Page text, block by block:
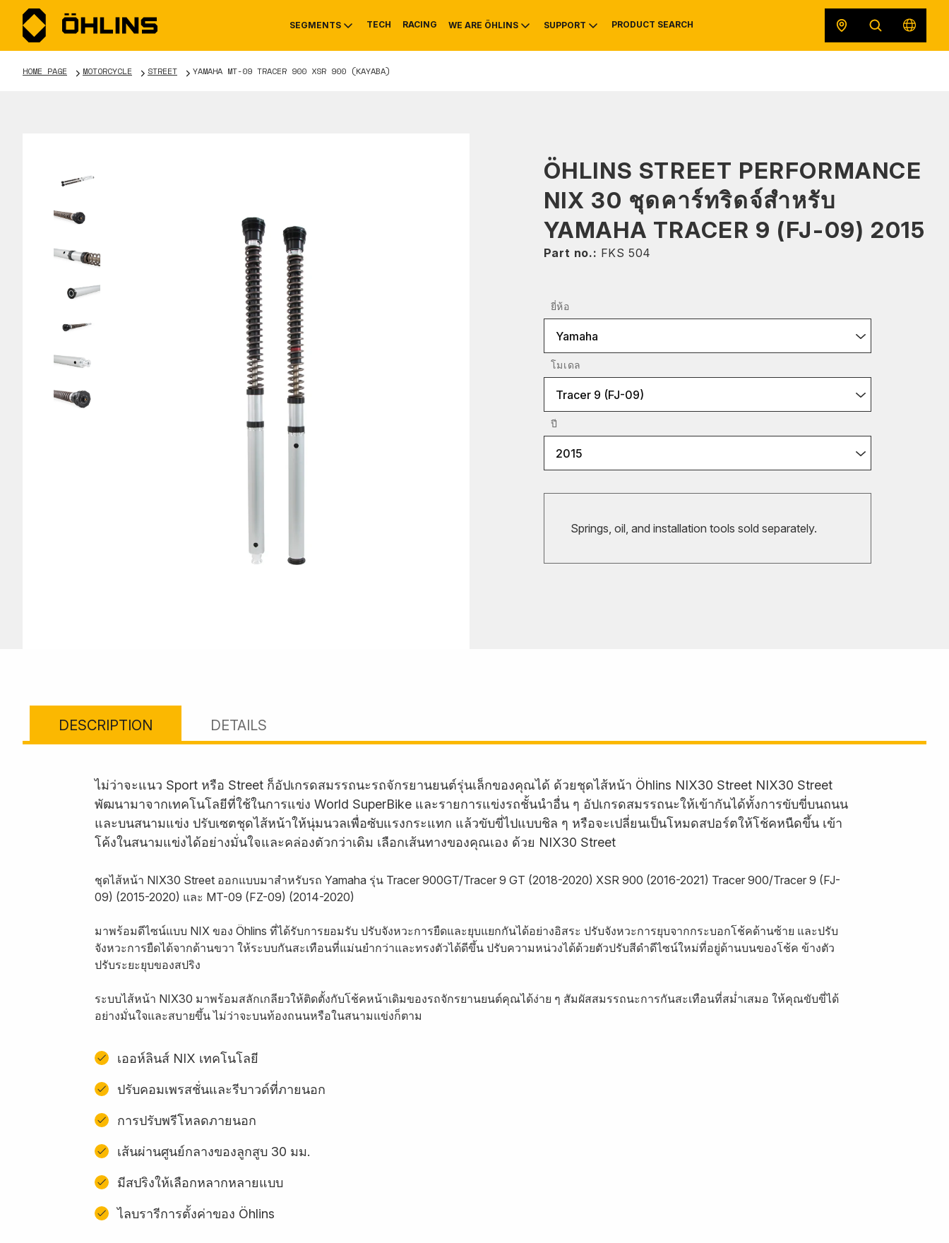
SEGMENTS
MOUNTAIN BIKE
TECH RACING WE ARE ÖHLINS
HISTORY
SUPPORT
SERVICE INFO & RECALLS
PRODUCT SEARCH
HOME PAGE MOTORCYCLE STREET YAMAHA MT-09 TRACER 900 XSR 900 (KAYABA)
ÖHLINS STREET PERFORMANCE
NIX 30 ชุดคาร์ทริดจ์สำหรับ
YAMAHA TRACER 9 (FJ-09) 2015
Part no.: FKS 504
ยี่ห้อ
Yamaha
โมเดล
Tracer 9 (FJ-09)
ปี
2015
Springs, oil, and installation tools sold separately.
DESCRIPTION DETAILS
ไม่ว่าจะแนว Sport หรือ Street ก็อัปเกรดสมรรถนะรถจักรยานยนต์รุ่นเล็กของคุณได้ ด้วยชุดไส้หน้า Öhlins NIX30 Street NIX30 Street
พัฒนามาจากเทคโนโลยีที่ใช้ในการแข่ง World SuperBike และรายการแข่งรถชั้นนำอื่น ๆ อัปเกรดสมรรถนะให้เข้ากันได้ทั้งการขับขี่บนถนน
และบนสนามแข่ง ปรับเซตชุดไส้หน้าให้นุ่มนวลเพื่อซับแรงกระแทก แล้วขับขี่ไปแบบชิล ๆ หรือจะเปลี่ยนเป็นโหมดสปอร์ตให้โช้คหนืดขึ้น เข้า
โค้งในสนามแข่งได้อย่างมั่นใจและคล่องตัวกว่าเดิม เลือกเส้นทางของคุณเอง ด้วย NIX30 Street
ชุดไส้หน้า NIX30 Street ออกแบบมาสำหรับรถ Yamaha รุ่น Tracer 900GT/Tracer 9 GT (2018-2020) XSR 900 (2016-2021) Tracer 900/Tracer 9 (FJ-
09) (2015-2020) และ MT-09 (FZ-09) (2014-2020)
มาพร้อมดีไซน์แบบ NIX ของ Öhlins ที่ได้รับการยอมรับ ปรับจังหวะการยืดและยุบแยกกันได้อย่างอิสระ ปรับจังหวะการยุบจากกระบอกโช้คด้านซ้าย และปรับ
จังหวะการยืดได้จากด้านขวา ให้ระบบกันสะเทือนที่แม่นยำกว่าและทรงตัวได้ดีขึ้น ปรับความหน่วงได้ด้วยตัวปรับสีดำดีไซน์ใหม่ที่อยู่ด้านบนของโช้ค ข้างตัว
ปรับระยะยุบของสปริง
ระบบไส้หน้า NIX30 มาพร้อมสลักเกลียวให้ติดตั้งกับโช้คหน้าเดิมของรถจักรยานยนต์คุณได้ง่าย ๆ สัมผัสสมรรถนะการกันสะเทือนที่สม่ำเสมอ ให้คุณขับขี่ได้
อย่างมั่นใจและสบายขึ้น ไม่ว่าจะบนท้องถนนหรือในสนามแข่งก็ตาม
เออห์ลินส์ NIX เทคโนโลยี
ปรับคอมเพรสชั่นและรีบาวด์ที่ภายนอก
การปรับพรีโหลดภายนอก
เส้นผ่านศูนย์กลางของลูกสูบ 30 มม.
มีสปริงให้เลือกหลากหลายแบบ
ไลบรารีการตั้งค่าของ Öhlins